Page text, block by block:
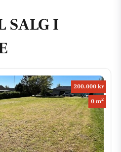
SALG I
200.000 kr
0 m2